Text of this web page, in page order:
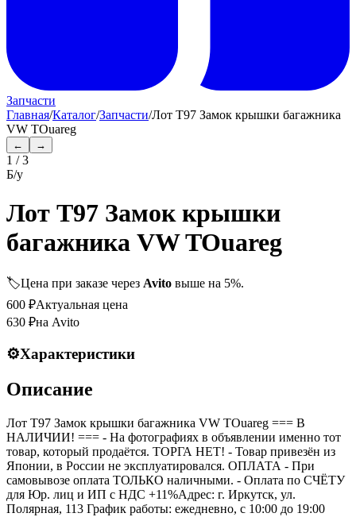
Запчасти
Главная/Каталог/Запчасти/Лот T97 Замок крышки багажника
VW TOuareg
← →
1 /3
Б/у
Лот T97 Замок крышки
багажника VW TOuareg
🏷️Цена при заказе через Avito выше на 5%.
600 ₽Актуальная цена
630 ₽на Avito
⚙️Характеристики
Описание
Лот T97 Замок крышки багажника VW TOuareg === B
НАЛИЧИИ! === - На фотографиях в объявлении именно тот
товар, который продаётся. ТОРГА НЕТ! - Товар привезён из
Японии, в России не эксплуатировался. ОПЛАТА - При
самовывозе оплата ТОЛЬКО наличными. - Оплата по СЧЁТУ
для Юр. лиц и ИП с НДС +11%Адрес: г. Иркутск, ул.
Полярная, 113 График работы: ежедневно, с 10:00 до 19:00